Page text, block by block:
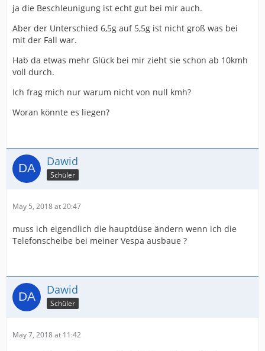
ja die Beschleunigung ist echt gut bei mir auch.
Aber der Unterschied 6,5g auf 5,5g ist nicht groß was bei
mit der Fall war.
Hab da etwas mehr Glück bei mir zieht sie schon ab 10kmh
voll durch.
Ich frag mich nur warum nicht von null kmh?
Woran könnte es liegen?
Dawid
Schüler
May 5, 2018 at 20:47
muss ich eigendlich die hauptdüse ändern wenn ich die
Telefonscheibe bei meiner Vespa ausbaue ?
Dawid
Schüler
May 7, 2018 at 11:42